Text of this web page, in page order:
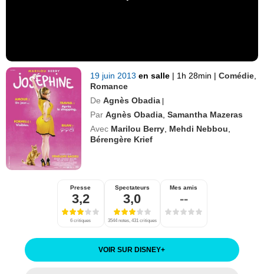
19 juin 2013en salle | 1h 28min | Comédie
Romance
De Agnès Obadia |
Par Agnès Obadia ,Samantha Mazeras
Avec Marilou Berry Mehdi Nebbou
Bérengère Krief
Presse
3,2
6 critiques
Spectateurs
3,0
3544 notes, 431 critiques
Mes amis
--
VOIR SUR DISNEY+